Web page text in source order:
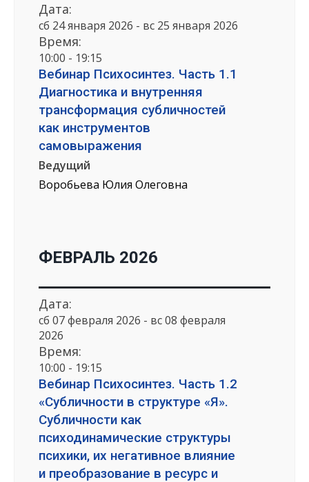
Дата:
сб 24 января 2026 - вс 25 января 2026
Время:
10:00 - 19:15
Вебинар Психосинтез. Часть 1.1
Диагностика и внутренняя
трансформация субличностей
как инструментов
самовыражения
Ведущий
Воробьева Юлия Олеговна
ФЕВРАЛЬ 2026
Дата:
сб 07 февраля 2026 - вс 08 февраля
2026
Время:
10:00 - 19:15
Вебинар Психосинтез. Часть 1.2
«Субличности в структуре «Я».
Субличности как
психодинамические структуры
психики, их негативное влияние
и преобразование в ресурс и